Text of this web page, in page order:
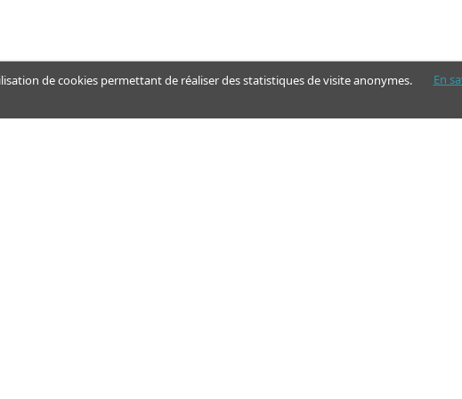
de cookies permettant de réaliser des statistiques de visite anonymes. En